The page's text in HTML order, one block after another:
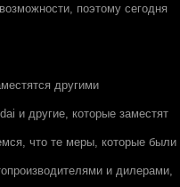
поэтому сегодня
другими
и другие, которые заместят
что те меры, которые были
и дилерами,